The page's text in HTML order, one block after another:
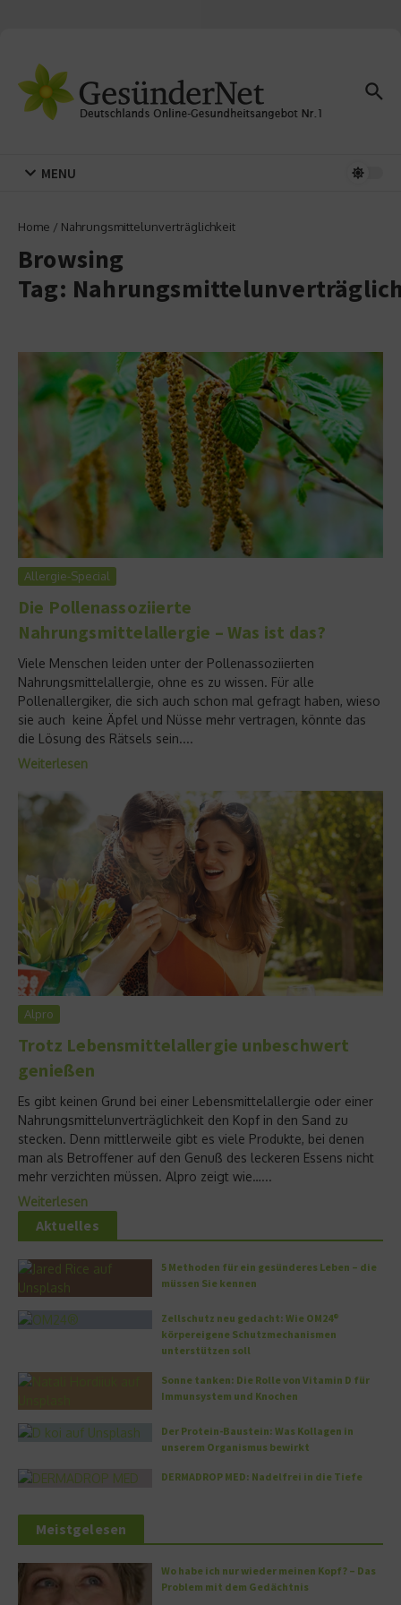
MENU
Home / Nahrungsmittelunverträglichkeit
Browsing
Tag:
Allergie-Special
Die Pollenassoziierte
Nahrungsmittelallergie – Was ist das?
Viele Menschen leiden unter der Pollenassoziierten
Nahrungsmittelallergie, ohne es zu wissen. Für alle
Pollenallergiker, die sich auch schon mal gefragt haben, wieso
sie auch keine Äpfel und Nüsse mehr vertragen, könnte das
die Lösung des Rätsels sein....
Weiterlesen
Alpro
Trotz Lebensmittelallergie unbeschwert
genießen
Es gibt keinen Grund bei einer Lebensmittelallergie oder einer
Nahrungsmittelunverträglichkeit den Kopf in den Sand zu
stecken. Denn mittlerweile gibt es viele Produkte, bei denen
man als Betroffener auf den Genuß des leckeren Essens nicht
mehr verzichten müssen. Alpro zeigt wie…...
Weiterlesen
Aktuelles
5 Methoden für ein gesünderes Leben – die
müssen Sie kennen
Zellschutz neu gedacht: Wie OM24®
körpereigene Schutzmechanismen
unterstützen soll
Sonne tanken: Die Rolle von Vitamin D für
Immunsystem und Knochen
Der Protein-Baustein: Was Kollagen in
unserem Organismus bewirkt
DERMADROP MED: Nadelfrei in die Tiefe
Meistgelesen
Wo habe ich nur wieder meinen Kopf? – Das
Problem mit dem Gedächtnis